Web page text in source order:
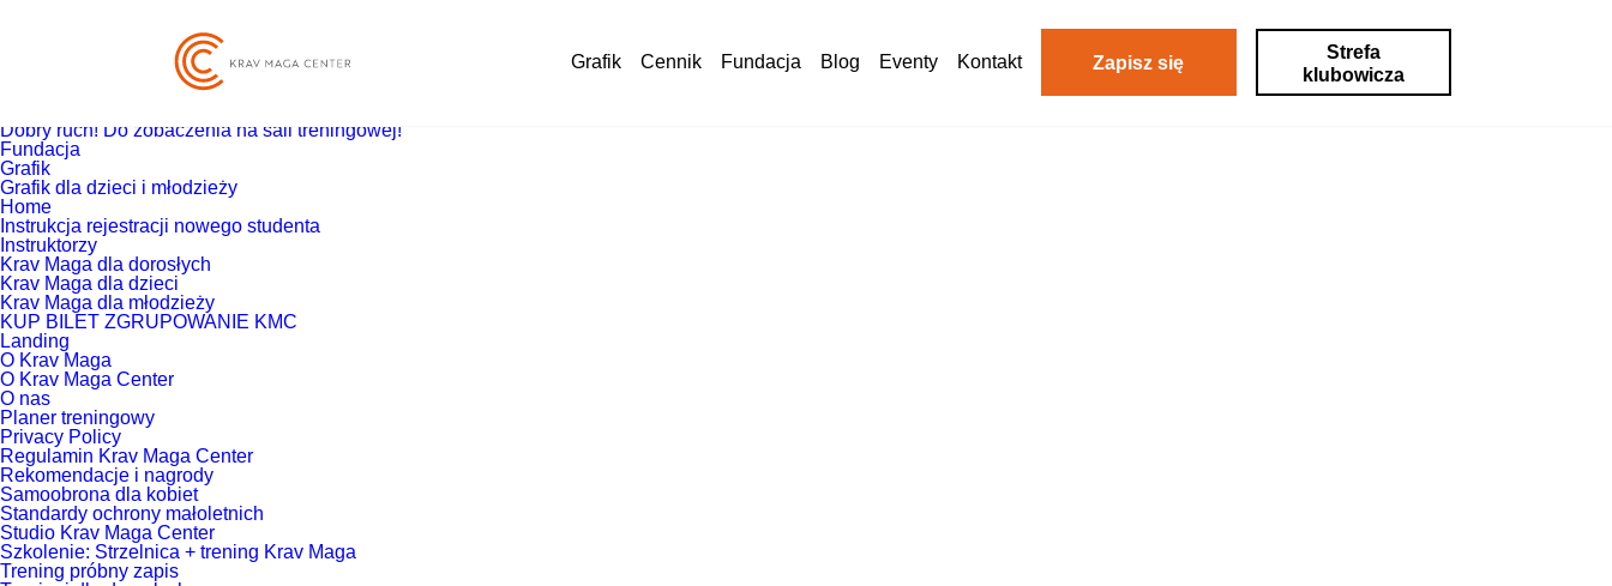
Grafik Cennik Fundacja Blog Eventy Kontakt Zapisz się
Strefa
klubowicza
Co zyskasz trenując Krav Maga?
Czym jest Krav Maga?
Dobry ruch! Do zobaczenia na sali treningowej!
Fundacja
Grafik
Grafik dla dzieci i młodzieży
Home
Instrukcja rejestracji nowego studenta
Instruktorzy
Krav Maga dla dorosłych
Krav Maga dla dzieci
Krav Maga dla młodzieży
KUP BILET ZGRUPOWANIE KMC
Landing
O Krav Maga
O Krav Maga Center
O nas
Planer treningowy
Privacy Policy
Regulamin Krav Maga Center
Rekomendacje i nagrody
Samoobrona dla kobiet
Standardy ochrony małoletnich
Studio Krav Maga Center
Szkolenie: Strzelnica + trening Krav Maga
Trening próbny zapis